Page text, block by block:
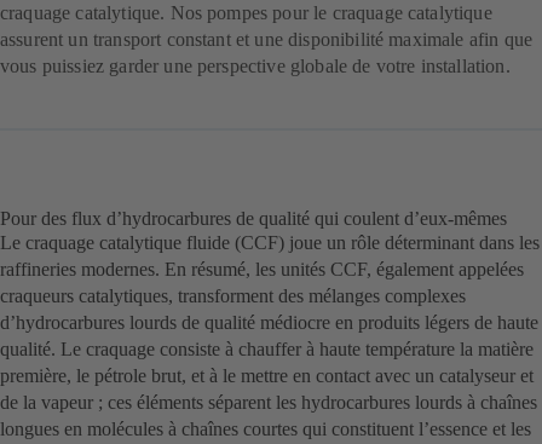
craquage catalytique. Nos pompes pour le craquage catalytique
assurent un transport constant et une disponibilité maximale afin que
vous puissiez garder une perspective globale de votre installation.
Pour des flux d’hydrocarbures de qualité qui coulent d’eux-mêmes
Le craquage catalytique fluide (CCF) joue un rôle déterminant dans les
raffineries modernes. En résumé, les unités CCF, également appelées
craqueurs catalytiques, transforment des mélanges complexes
d’hydrocarbures lourds de qualité médiocre en produits légers de haute
qualité. Le craquage consiste à chauffer à haute température la matière
première, le pétrole brut, et à le mettre en contact avec un catalyseur et
de la vapeur ; ces éléments séparent les hydrocarbures lourds à chaînes
longues en molécules à chaînes courtes qui constituent l’essence et les